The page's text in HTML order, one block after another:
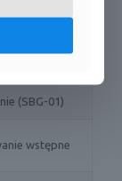
(SBG-01)
wstępne